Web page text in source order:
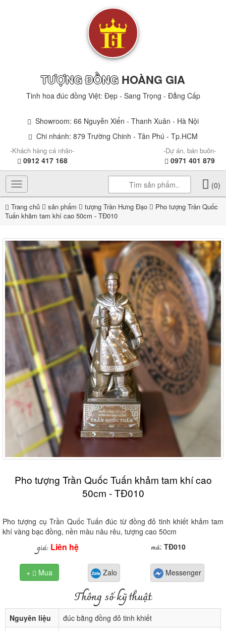
TƯỢNG ĐỒNG HOÀNG GIA
Tinh hoa đúc đồng Việt: Đẹp - Sang Trọng - Đẳng Cấp
Showroom: 66 Nguyễn Xiển - Thanh Xuân - Hà Nội
Chi nhánh: 879 Trường Chinh - Tân Phú - Tp.HCM
-Khách hàng cá nhân-
0912 417 168
-Dự án, bán buôn-
0971 401 879
Toggle
navigation
(0)
Trang chủ sản phẩm tượng Trần Hưng Đạo
Pho tượng Trần Quốc
Tuấn khảm tam khí cao 50cm - TĐ010
Pho tượng Trần Quốc Tuấn khảm tam khí cao
50cm - TĐ010
Pho tượng cụ Trần Quốc Tuấn đúc từ đồng đỏ tinh khiết khảm tam
khí vàng bạc đồng, nền màu nâu rêu, tượng cao 50cm
giá: Liên hệ mã: TĐ010
+  Mua Zalo Messenger
Thông số kỹ thuật
Nguyên liệu
đúc bằng đồng đỏ tinh khiết